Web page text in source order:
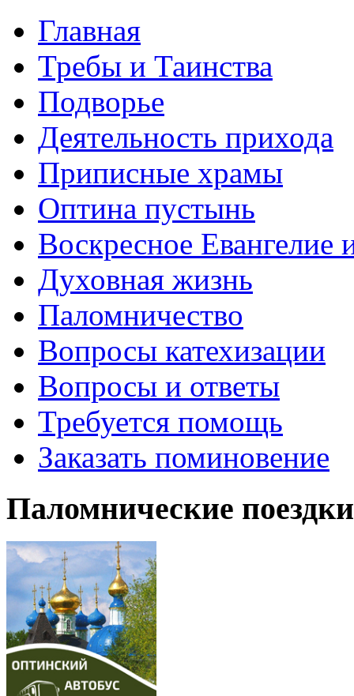
Главная
Требы и Таинства
Подворье
Деятельность прихода
Приписные храмы
Оптина пустынь
Воскресное Евангелие
Духовная жизнь
Паломничество
Вопросы катехизации
Вопросы и ответы
Требуется помощь
Заказать поминовение
Паломнические